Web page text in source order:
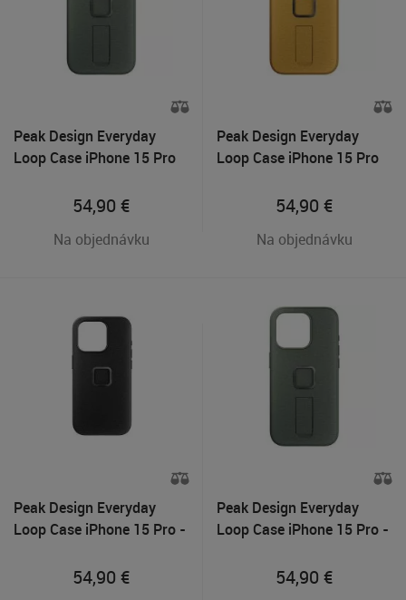
Peak Design Everyday
Loop Case iPhone 15 Pro
54,90 €
Na objednávku
Peak Design Everyday
Loop Case iPhone 15 Pro
54,90 €
Na objednávku
Peak Design Everyday
Loop Case iPhone 15 Pro -
54,90 €
Peak Design Everyday
Loop Case iPhone 15 Pro -
54,90 €